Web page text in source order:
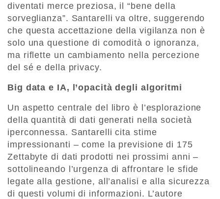
diventati merce preziosa, il “bene della
sorveglianza”. Santarelli va oltre, suggerendo
che questa accettazione della vigilanza non è
solo una questione di comodità o ignoranza,
ma riflette un cambiamento nella percezione
del sé e della privacy.
Big data e IA, l’opacità degli algoritmi
Un aspetto centrale del libro è l’esplorazione
della quantità di dati generati nella società
iperconnessa. Santarelli cita stime
impressionanti – come la previsione di 175
Zettabyte di dati prodotti nei prossimi anni –
sottolineando l’urgenza di affrontare le sfide
legate alla gestione, all’analisi e alla sicurezza
di questi volumi di informazioni. L’autore